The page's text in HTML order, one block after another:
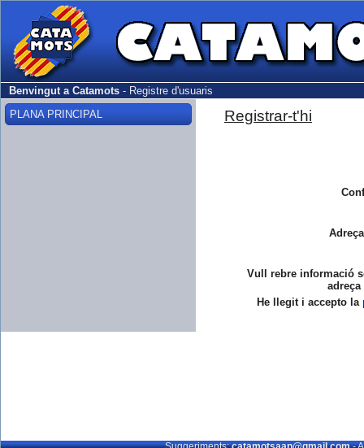
Benvingut a Catamots - Registre d'usuaris
PLANA PRINCIPAL
Registrar-t'hi
Vull rebre informació
He llegit i accepto la